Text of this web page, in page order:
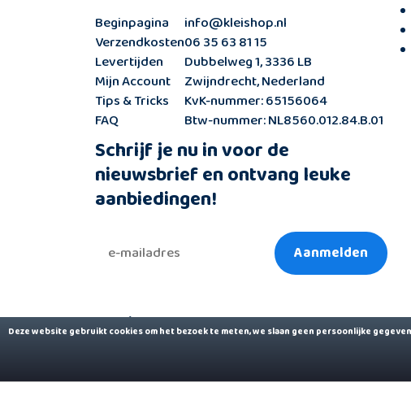
Beginpagina
Verzendkosten
Levertijden
Mijn Account
Tips & Tricks
FAQ
info@kleishop.nl
06 35 63 81 15
Dubbelweg 1, 3336 LB
Zwijndrecht, Nederland
KvK-nummer: 65156064
Btw-nummer: NL8560.012.84.B.01
Schrijf je nu in voor de
nieuwsbrief en ontvang leuke
aanbiedingen!
Aanmelden
© Kleishop.nl2016-2026
Deze website gebruikt cookies om het bezoek te meten, we slaan geen persoonlijke